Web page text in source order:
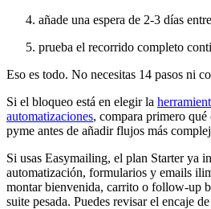
añade una espera de 2-3 días
prueba el recorrido completo
Eso es todo. No necesitas 14 pasos ni
Si el bloqueo está en elegir la
automatizaciones, compara primero
pyme antes de añadir flujos más
Si usas Easymailing, el plan Starter ya
automatización, formularios y emails
montar bienvenida, carrito o follow-up
suite pesada. Puedes revisar el encaje